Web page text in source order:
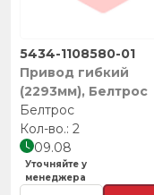
Привод гибкий
(2293мм), Белтрос
5434-1108580-01
Белтрос
2
09.08
Уточняйте у
менеджера